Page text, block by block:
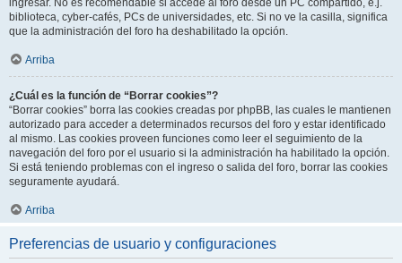
ingresar. No es recomendable si accede al foro desde un PC compartido, e.j.
biblioteca, cyber-cafés, PCs de universidades, etc. Si no ve la casilla, significa
que la administración del foro ha deshabilitado la opción.
Arriba
¿Cuál es la función de “Borrar cookies”?
“Borrar cookies” borra las cookies creadas por phpBB, las cuales le mantienen
autorizado para acceder a determinados recursos del foro y estar identificado
al mismo. Las cookies proveen funciones como leer el seguimiento de la
navegación del foro por el usuario si la administración ha habilitado la opción.
Si está teniendo problemas con el ingreso o salida del foro, borrar las cookies
seguramente ayudará.
Arriba
Preferencias de usuario y configuraciones